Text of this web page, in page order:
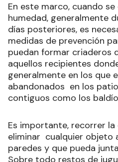
En este marco, cuando
humedad, generalmente
días posteriores, es
medidas de prevención
puedan formar criaderos
aquellos recipientes
generalmente en los que
abandonados en los
contiguos como los
Es importante, recorrer
eliminar cualquier objeto
paredes y que pueda